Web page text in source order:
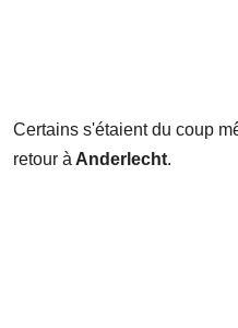
Certains s'étaient du coup
retour à Anderlecht.